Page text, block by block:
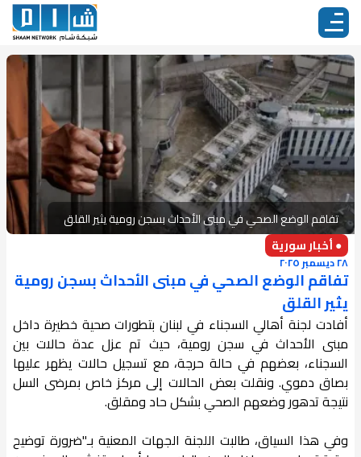
تفاقم الوضع الصحي في مبنى الأحداث بسجن رومية يثير القلق
● أخبار سورية
٢٨ ديسمبر ٢٠٢٥
تفاقم الوضع الصحي في مبنى الأحداث بسجن رومية
يثير القلق
أفادت لجنة أهالي السجناء في لبنان بتطورات صحية خطيرة داخل
مبنى الأحداث في سجن رومية، حيث تم عزل عدة حالات بين
السجناء، بعضهم في حالة حرجة، مع تسجيل حالات يظهر عليها
بصاق دموي. ونقلت بعض الحالات إلى مركز خاص بمرضى السل
نتيجة تدهور وضعهم الصحي بشكل حاد ومقلق.
وفي هذا السياق، طالبت اللجنة الجهات المعنية بـ"ضرورة توضيح